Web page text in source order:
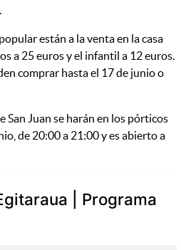
están a la venta en la casa
a 25 euros y el infantil a 12 euros.
comprar hasta el 17 de junio o
San Juan se harán en los pórticos
de 20:00 a 21:00 y es abierto a
| Programa